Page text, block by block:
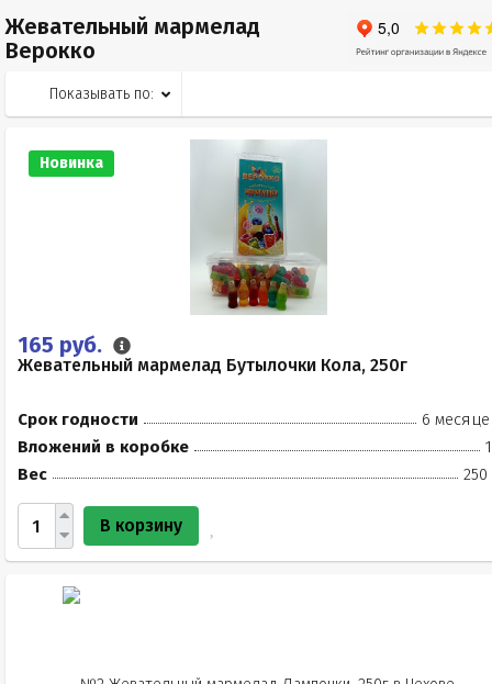
Жевательный мармелад
Верокко
Показывать по:
Новинка
165 руб.
Жевательный мармелад Бутылочки Кола, 250г
Срок годности
6
Вложений в коробке
Вес
250
В корзину